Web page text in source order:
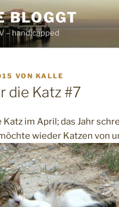
BLOGGT
– handicapped
VON KALLE
die Katz #7
im April; das Jahr
wieder Katzen von